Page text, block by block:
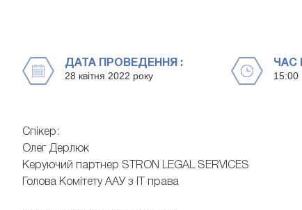
ДАТА ПРОВЕДЕННЯ :
28 квітня 2022 року
ЧАС
15:00
Спікер:
Олег Дерлюк
Керуючий партнер STRON LEGAL SERVICES
Голова Комітету ААУ з IT права